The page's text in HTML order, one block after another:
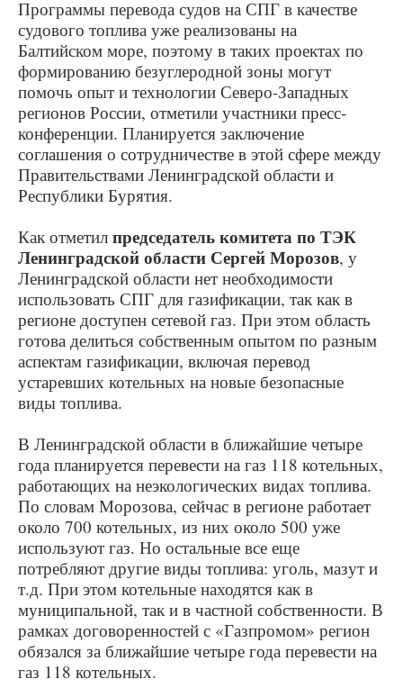
Программы перевода судов на СПГ в качестве
судового топлива уже реализованы на
Балтийском море, поэтому в таких проектах по
формированию безуглеродной зоны могут
помочь опыт и технологии Северо-Западных
регионов России, отметили участники пресс-
конференции. Планируется заключение
соглашения о сотрудничестве в этой сфере между
Правительствами Ленинградской области и
Республики Бурятия.
Как отметил председатель комитета по ТЭК
Ленинградской области Сергей Морозов, у
Ленинградской области нет необходимости
использовать СПГ для газификации, так как в
регионе доступен сетевой газ. При этом область
готова делиться собственным опытом по разным
аспектам газификации, включая перевод
устаревших котельных на новые безопасные
виды топлива.
В Ленинградской области в ближайшие четыре
года планируется перевести на газ 118 котельных,
работающих на неэкологических видах топлива.
По словам Морозова, сейчас в регионе работает
около 700 котельных, из них около 500 уже
используют газ. Но остальные все еще
потребляют другие виды топлива: уголь, мазут и
т.д. При этом котельные находятся как в
муниципальной, так и в частной собственности. В
рамках договоренностей с «Газпромом» регион
обязался за ближайшие четыре года перевести на
газ 118 котельных.